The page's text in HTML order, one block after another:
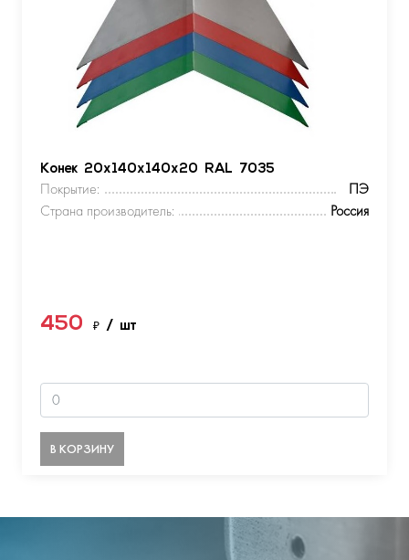
Конек 20х140х140х20 RAL 7035
Покрытие:
ПЭ
Страна производитель:
Россия
450 ₽ / шт
В КОРЗИНУ